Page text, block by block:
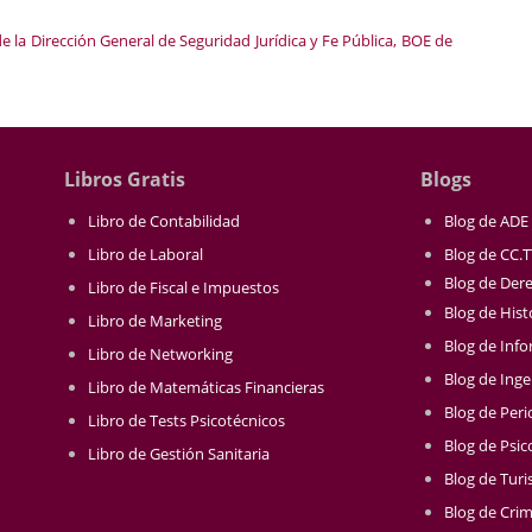
la Dirección General de Seguridad Jurídica y Fe Pública, BOE de
Libros Gratis
Libro de Contabilidad
Libro de Laboral
Libro de Fiscal e Impuestos
Libro de Marketing
Libro de Networking
Libro de Matemáticas Financieras
Libro de Tests Psicotécnicos
Libro de Gestión Sanitaria
Blogs
Blog de ADE
Blog de
Blog de
Blog de
Blog de
Blog de
Blog de
Blog de
Blog de
Blog de